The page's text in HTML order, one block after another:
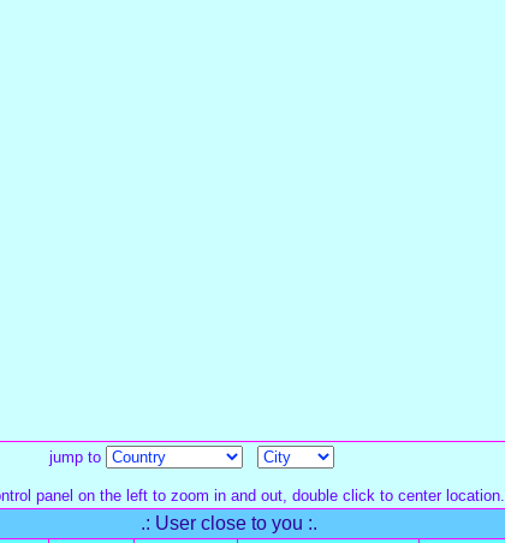
jump to
panel on the left to zoom in and out, double click to center location.
.: User close to you :.